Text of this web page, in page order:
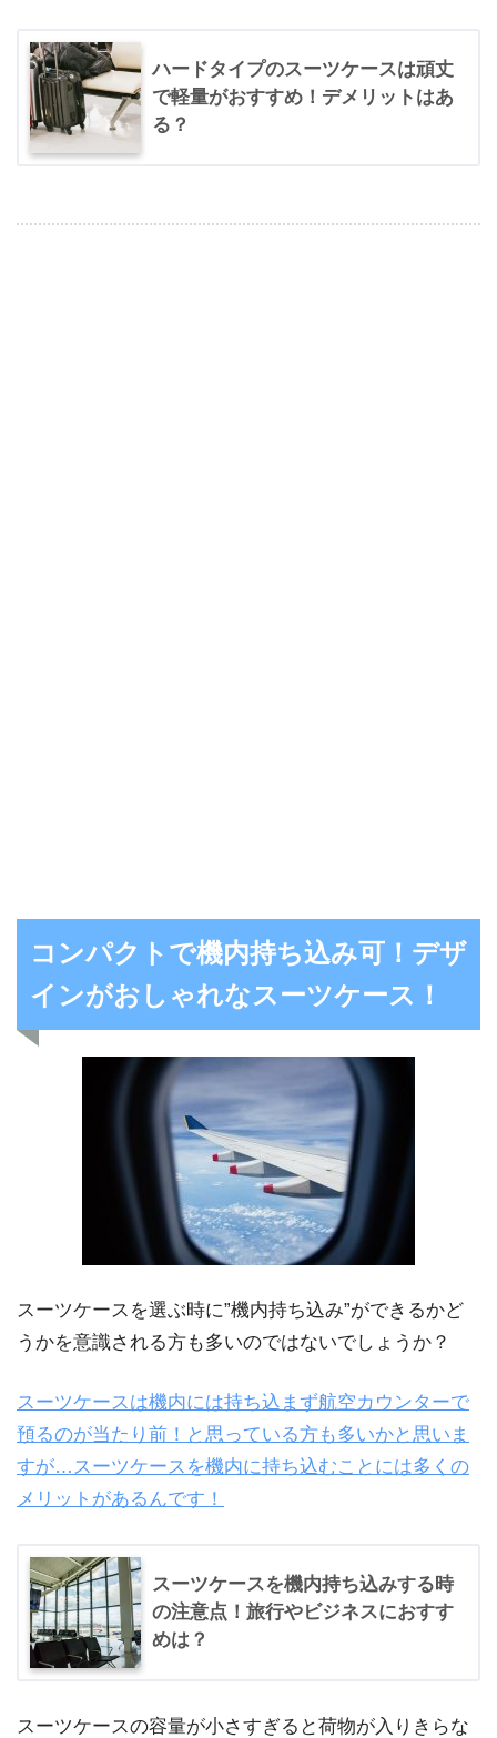
ハードタイプのスーツケースは頑丈
で軽量がおすすめ！デメリットはあ
る？
コンパクトで機内持ち込み可！デザ
インがおしゃれなスーツケース！
スーツケースを選ぶ時に”機内持ち込み”ができるかど
うかを意識される方も多いのではないでしょうか？
スーツケースは機内には持ち込まず航空カウンターで
預るのが当たり前！と思っている方も多いかと思いま
すが…スーツケースを機内に持ち込むことには多くの
メリットがあるんです！
スーツケースを機内持ち込みする時
の注意点！旅行やビジネスにおすす
めは？
スーツケースの容量が小さすぎると荷物が入りきらな